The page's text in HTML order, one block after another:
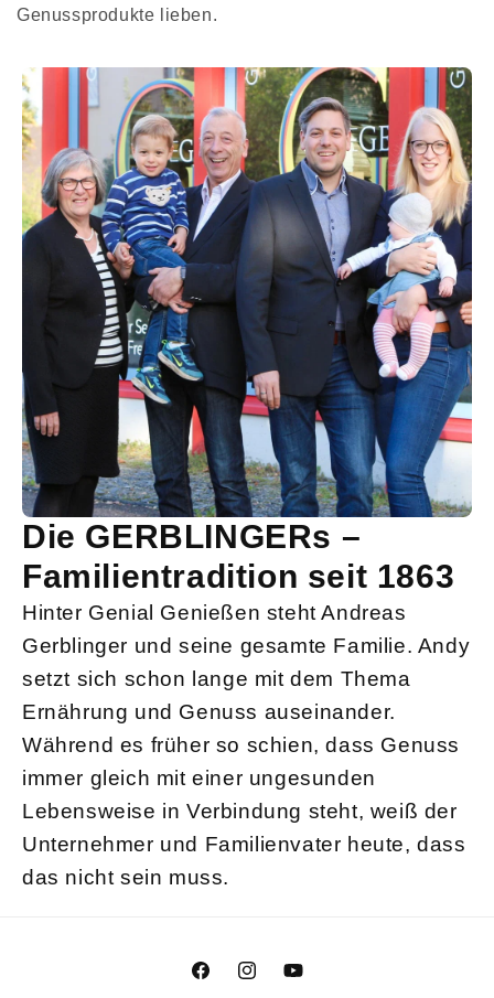
Genussprodukte lieben.
Die GERBLINGERs –
Familientradition seit 1863
Hinter Genial Genießen steht Andreas
Gerblinger und seine gesamte Familie. Andy
setzt sich schon lange mit dem Thema
Ernährung und Genuss auseinander.
Während es früher so schien, dass Genuss
immer gleich mit einer ungesunden
Lebensweise in Verbindung steht, weiß der
Unternehmer und Familienvater heute, dass
das nicht sein muss.
FacebookInstagram